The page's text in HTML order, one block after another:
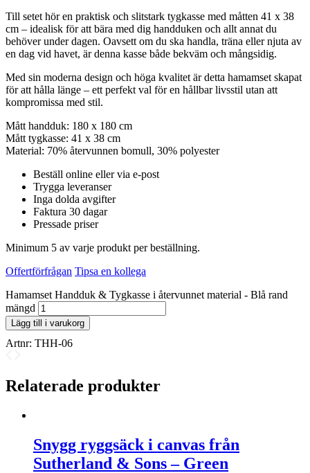
Till setet hör en praktisk och slitstark tygkasse med måtten 41 x 38
cm – idealisk för att bära med dig handduken och allt annat du
behöver under dagen. Oavsett om du ska handla, träna eller njuta av
en dag vid havet, är denna kasse både bekväm och mångsidig.
Med sin moderna design och höga kvalitet är detta hamamset skapat
för att hålla länge – ett perfekt val för en hållbar livsstil utan att
kompromissa med stil.
Mått handduk: 180 x 180 cm
Mått tygkasse: 41 x 38 cm
Material: 70% återvunnen bomull, 30% polyester
Beställ online eller via e-post
Trygga leveranser
Inga dolda avgifter
Faktura 30 dagar
Pressade priser
Minimum 5 av varje produkt per beställning.
Offertförfrågan Tipsa en kollega
Hamamset Handduk & Tygkasse i återvunnet material - Blå rand
mängd
Lägg till i varukorg
Artnr: THH-06
Relaterade produkter
Snygg ryggsäck i canvas från
Sutherland & Sons – Green